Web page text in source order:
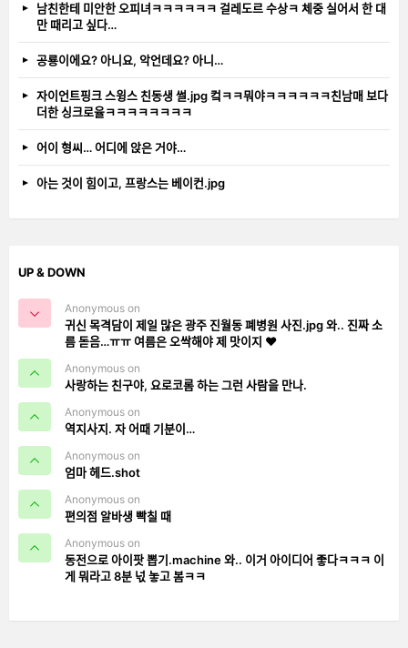
남친한테 미안한 오피녀ㅋㅋㅋㅋㅋㅋ 걸레도르 수상ㅋ 체중 실어서 한 대
만 때리고 싶다…
공룡이에요? 아니요, 악언데요? 아니…
자이언트핑크 스윙스 친동생 썰.jpg 컼ㅋㅋ뭐야ㅋㅋㅋㅋㅋㅋ친남매 보다
더한 싱크로율ㅋㅋㅋㅋㅋㅋㅋㅋ
어이 형씨… 어디에 앉은 거야…
아는 것이 힘이고, 프랑스는 베이컨.jpg
UP & DOWN
Anonymous on
귀신 목격담이 제일 많은 광주 진월동 폐병원 사진.jpg 와.. 진짜 소
름 돋음…ㅠㅠ 여름은 오싹해야 제 맛이지 ❤️
Anonymous on
사랑하는 친구야, 요로코롬 하는 그런 사람을 만나.
Anonymous on
역지사지. 자 어때 기분이…
Anonymous on
엄마 헤드.shot
Anonymous on
편의점 알바생 빡칠 때
Anonymous on
동전으로 아이팟 뽑기.machine 와.. 이거 아이디어 좋다ㅋㅋㅋ 이
게 뭐라고 8분 넋 놓고 봄ㅋㅋ